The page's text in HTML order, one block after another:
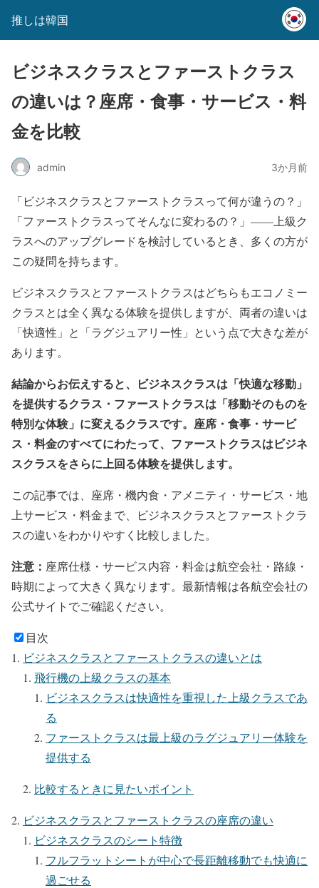
推しは韓国
ビジネスクラスとファーストクラス
の違いは？座席・食事・サービス・料
金を比較
admin 3か月前
「ビジネスクラスとファーストクラスって何が違うの？」
「ファーストクラスってそんなに変わるの？」——上級ク
ラスへのアップグレードを検討しているとき、多くの方が
この疑問を持ちます。
ビジネスクラスとファーストクラスはどちらもエコノミー
クラスとは全く異なる体験を提供しますが、両者の違いは
「快適性」と「ラグジュアリー性」という点で大きな差が
あります。
結論からお伝えすると、ビジネスクラスは「快適な移動」
を提供するクラス・ファーストクラスは「移動そのものを
特別な体験」に変えるクラスです。座席・食事・サービ
ス・料金のすべてにわたって、ファーストクラスはビジネ
スクラスをさらに上回る体験を提供します。
この記事では、座席・機内食・アメニティ・サービス・地
上サービス・料金まで、ビジネスクラスとファーストクラ
スの違いをわかりやすく比較しました。
注意： 座席仕様・サービス内容・料金は航空会社・路線・
時期によって大きく異なります。最新情報は各航空会社の
公式サイトでご確認ください。
目次
ビジネスクラスとファーストクラスの違いとは
飛行機の上級クラスの基本
ビジネスクラスは快適性を重視した上級クラスであ
る
ファーストクラスは最上級のラグジュアリー体験を
提供する
比較するときに見たいポイント
ビジネスクラスとファーストクラスの座席の違い
ビジネスクラスのシート特徴
フルフラットシートが中心で長距離移動でも快適に
過ごせる